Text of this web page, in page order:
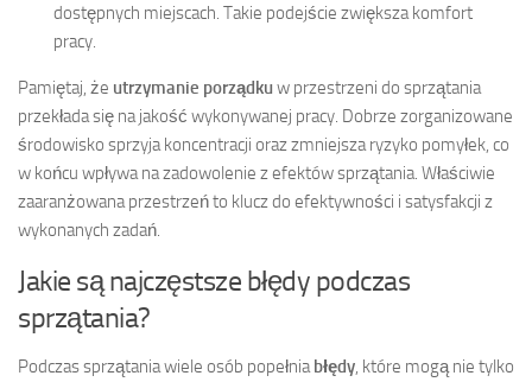
dostępnych miejscach. Takie podejście zwiększa komfort
pracy.
Pamiętaj, że utrzymanie porządkuw przestrzeni do sprzątania
przekłada się na jakość wykonywanej pracy. Dobrze zorganizowane
środowisko sprzyja koncentracji oraz zmniejsza ryzyko pomyłek, co
w końcu wpływa na zadowolenie z efektów sprzątania. Właściwie
zaaranżowana przestrzeń to klucz do efektywności i satysfakcji z
wykonanych zadań.
Jakie są najczęstsze błędy podczas
sprzątania?
Podczas sprzątania wiele osób popełniabłędy, które mogą nie tylko